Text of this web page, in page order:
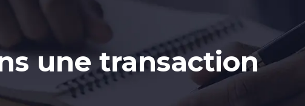
une transaction